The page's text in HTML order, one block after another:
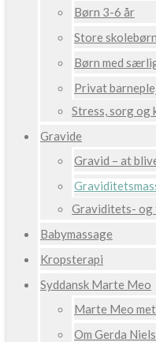
Børn 3-6 år
Store skolebørn
Børn med
Privat
Stress, sorg og
Gravide
Gravid – at
Graviditets- og
Babymassage
Kropsterapi
Syddansk Marte Meo
Marte Meo
Om Gerda